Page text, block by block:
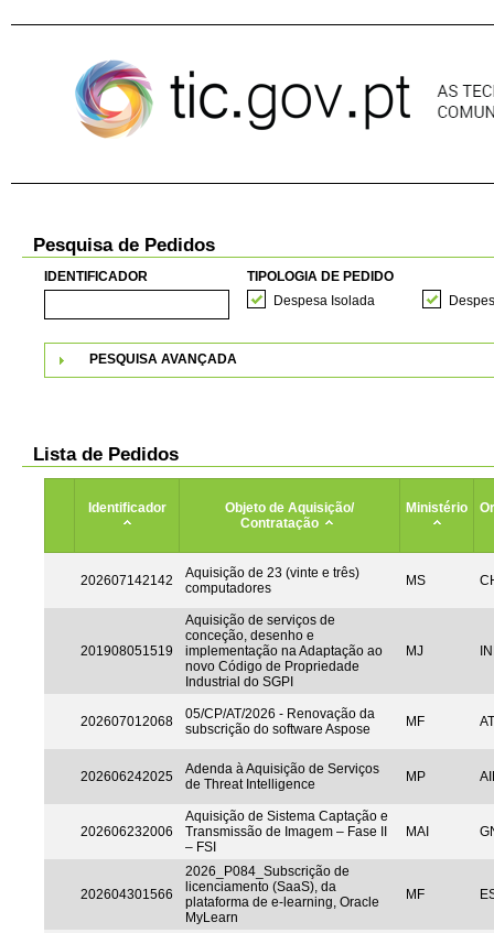
Pesquisa de Pedidos
IDENTIFICADOR
TIPOLOGIA DE PEDIDO
Despesa Isolada
PESQUISA AVANÇADA
Lista de Pedidos
Identificador
Objeto de Aquisição/
Contratação
Ministério
202607142142
Aquisição de 23 (vinte e três)
computadores
MS
201908051519
Aquisição de serviços de
conceção, desenho e
implementação na Adaptação ao
novo Código de Propriedade
Industrial do SGPI
MJ
202607012068
05/CP/AT/2026 - Renovação da
subscrição do software Aspose
MF AT
202606242025
Adenda à Aquisição de Serviços
de Threat Intelligence
MP
202606232006
Aquisição de Sistema Captação e
Transmissão de Imagem – Fase II
– FSI
MAI
202604301566
2026_P084_Subscrição de
licenciamento (SaaS), da
plataforma de e-learning, Oracle
MyLearn
MF